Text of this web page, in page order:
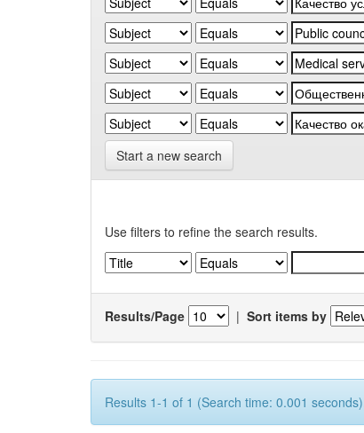
Start a new search
Use filters to refine the search results.
Results/Page | Sort items by
Results 1-1 of 1 (Search time: 0.001